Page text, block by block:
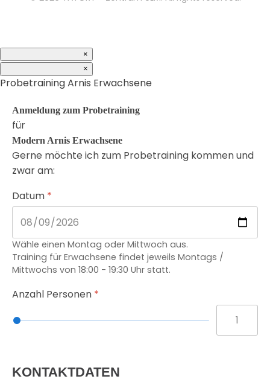
×
×
Probetraining Arnis Erwachsene
Anmeldung zum Probetraining
für
Modern Arnis Erwachsene
Gerne möchte ich zum Probetraining kommen und
zwar am:
Datum *
Wähle einen Montag oder Mittwoch aus.
Training für Erwachsene findet jeweils Montags /
Mittwochs von 18:00 - 19:30 Uhr statt.
Anzahl Personen *
KONTAKTDATEN